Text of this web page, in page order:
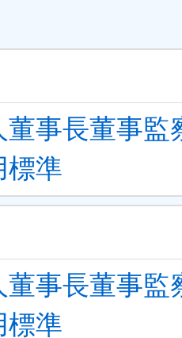
董事長董事監
標準
董事長董事監
標準